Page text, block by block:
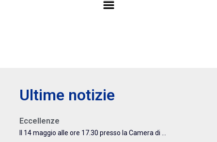
Ultime notizie
Eccellenze
Il 14 maggio alle ore 17.30 presso la Camera di ...